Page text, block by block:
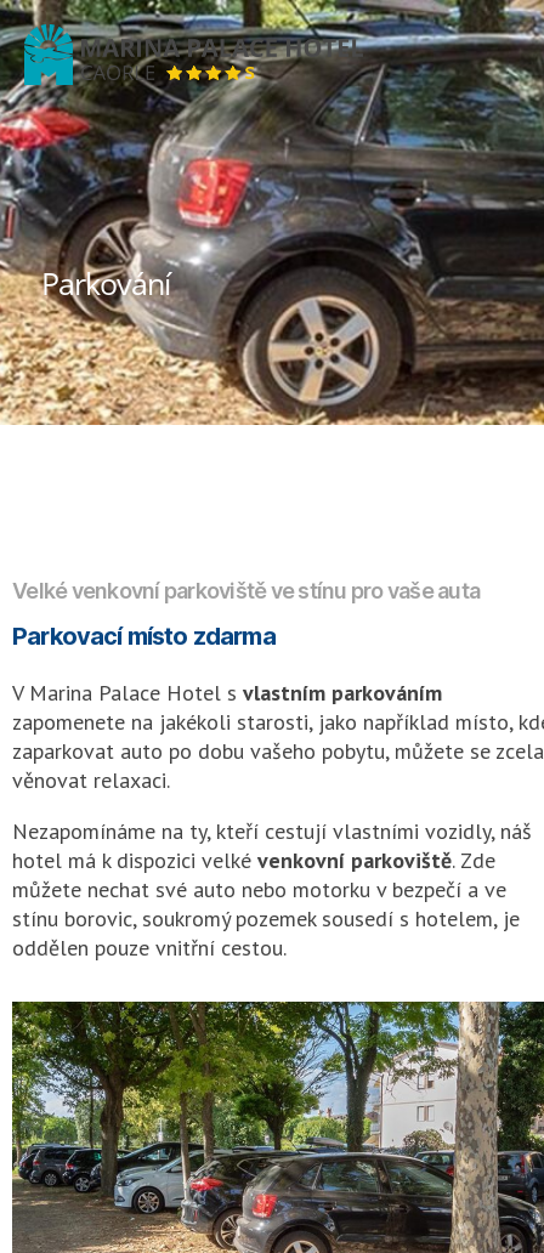
Marina
Palace
Hotel
Parkování
Velké venkovní parkoviště ve stínu pro vaše auta
Parkovací místo zdarma
V Marina Palace Hotel s vlastním parkováním
zapomenete na jakékoli starosti, jako například místo,
zaparkovat auto po dobu vašeho pobytu, můžete se zcela
věnovat relaxaci.
Nezapomínáme na ty, kteří cestují vlastními vozidly, náš
hotel má k dispozici velké venkovní parkoviště. Zde
můžete nechat své auto nebo motorku v bezpečí a ve
stínu borovic, soukromý pozemek sousedí s hotelem, je
oddělen pouze vnitřní cestou.